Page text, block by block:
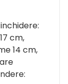
cm,
14 cm,